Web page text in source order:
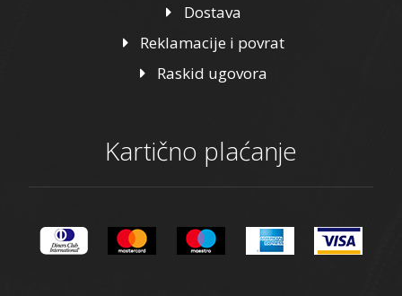
Dostava
Reklamacije i povrat
Raskid ugovora
Kartično plaćanje